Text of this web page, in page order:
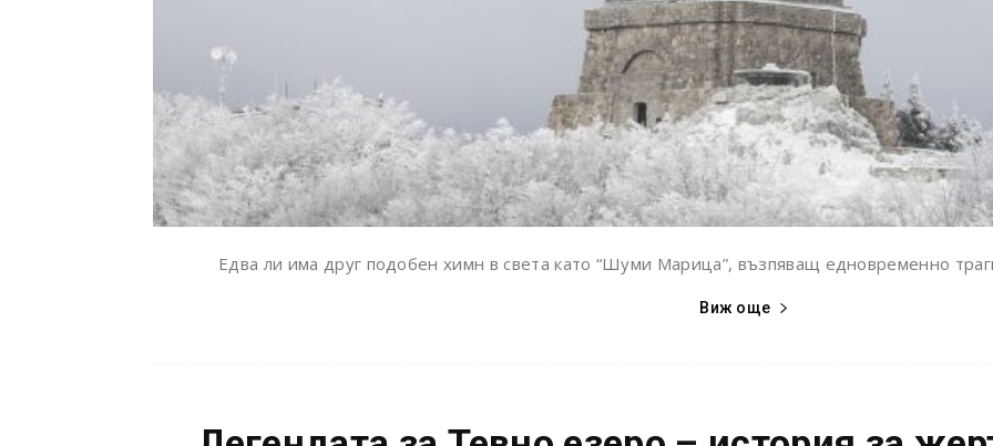
Едва ли има друг подобен химн в света като “Шуми Марица”, възпяващ едновременно
Виж още